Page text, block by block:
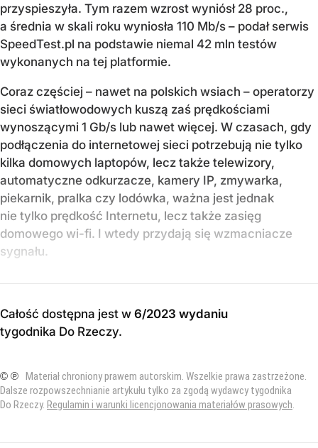
przyspieszyła. Tym razem wzrost wyniósł 28 proc.,
a średnia w skali roku wyniosła 110 Mb/s – podał serwis
SpeedTest.pl na podstawie niemal 42 mln testów
wykonanych na tej platformie.
Coraz częściej – nawet na polskich wsiach – operatorzy
sieci światłowodowych kuszą zaś prędkościami
wynoszącymi 1 Gb/s lub nawet więcej. W czasach, gdy
podłączenia do internetowej sieci potrzebują nie tylko
kilka domowych laptopów, lecz także telewizory,
automatyczne odkurzacze, kamery IP, zmywarka,
piekarnik, pralka czy lodówka, ważna jest jednak
nie tylko prędkość Internetu, lecz także zasięg
domowego wi-fi. I wtedy przydają się wzmacniacze
sygnału.
Całość dostępna jest w 6/2023 wydaniu
tygodnika Do Rzeczy.
© ℗ Materiał chroniony prawem autorskim. Wszelkie prawa zastrzeżone.
Dalsze rozpowszechnianie artykułu tylko za zgodą wydawcy tygodnika
Do Rzeczy. Regulamin i warunki licencjonowania materiałów prasowych.